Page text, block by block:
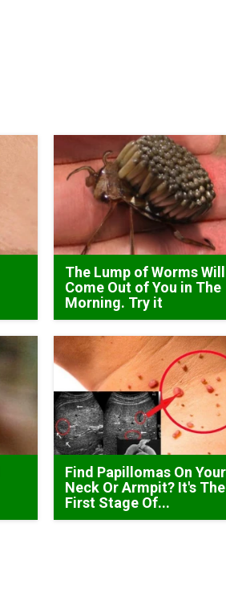
The Lump of Worms Will
Come Out of You in The
Morning. Try it
Find Papillomas On Your
Neck Or Armpit? It's The
First Stage Of...